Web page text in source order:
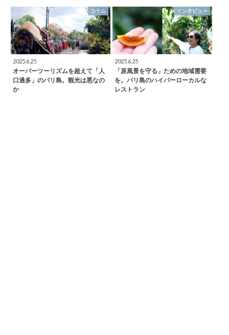
コラム
2025.6.25
オーバーツーリズムを超えて「人
口過多」のバリ島。観光は悪なの
か
インタビュー
2025.6.25
「原風景を守る」ための地域需要
を。バリ島のハイパーローカルな
レストラン